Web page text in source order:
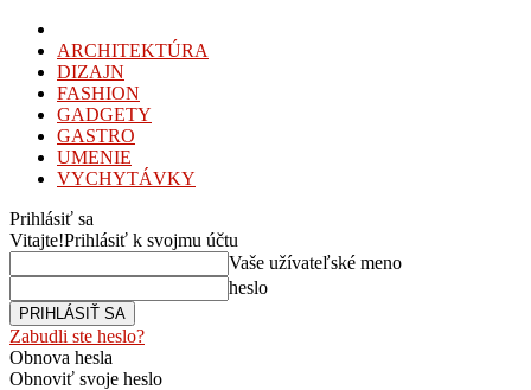
ARCHITEKTÚRA
DIZAJN
FASHION
GADGETY
GASTRO
UMENIE
VYCHYTÁVKY
Prihlásiť sa
Vitajte!Prihlásiť k svojmu účtu
Vaše užívateľské meno
heslo
Zabudli ste heslo?
Obnova hesla
Obnoviť svoje heslo